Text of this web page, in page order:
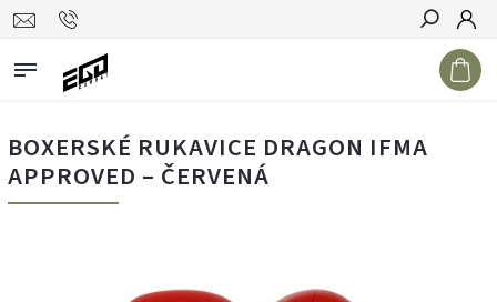
Hledat
BOXERSKÉ RUKAVICE DRAGON IFMA
APPROVED – ČERVENÁ